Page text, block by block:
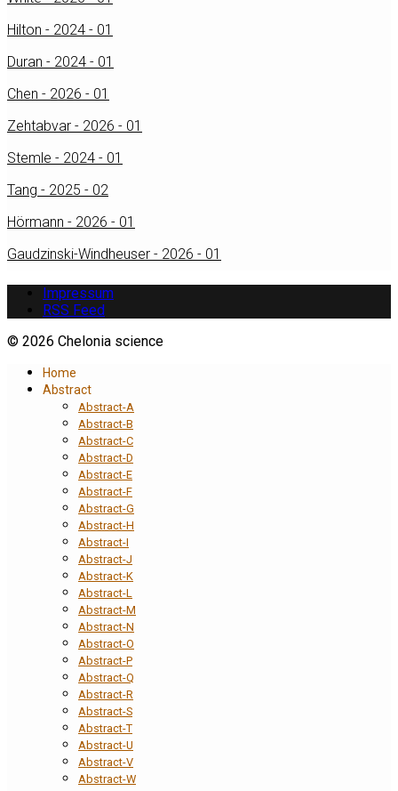
Hilton - 2024 - 01
Duran - 2024 - 01
Chen - 2026 - 01
Zehtabvar - 2026 - 01
Stemle - 2024 - 01
Tang - 2025 - 02
Hörmann - 2026 - 01
Gaudzinski-Windheuser - 2026 - 01
Impressum
RSS Feed
© 2026 Chelonia science
Home
Abstract
Abstract-A
Abstract-B
Abstract-C
Abstract-D
Abstract-E
Abstract-F
Abstract-G
Abstract-H
Abstract-I
Abstract-J
Abstract-K
Abstract-L
Abstract-M
Abstract-N
Abstract-O
Abstract-P
Abstract-Q
Abstract-R
Abstract-S
Abstract-T
Abstract-U
Abstract-V
Abstract-W